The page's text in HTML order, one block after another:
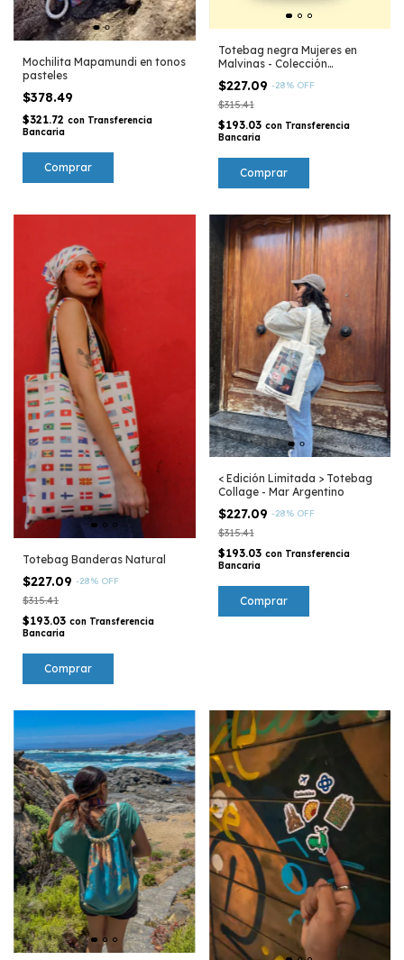
Mochilita Mapamundi en tonos
pasteles
$378.49
$321.72 con Transferencia
Bancaria
Totebag negra Mujeres en
Malvinas - Colección
Argentina
$227.09 -28% OFF
$315.41
$193.03 con Transferencia
Bancaria
Totebag Banderas Natural
$227.09 -28% OFF
$315.41
$193.03 con Transferencia
Bancaria
< Edición Limitada > Totebag
Collage - Mar Argentino
$227.09 -28% OFF
$315.41
$193.03 con Transferencia
Bancaria